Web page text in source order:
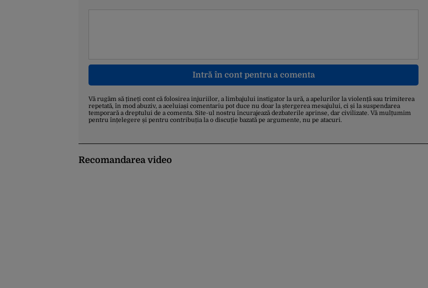
Intră în cont pentru a comenta
Vă rugăm să țineți cont că folosirea injuriilor, a limbajului instigator la ură, a apelurilor la violență sau trimiterea
repetată, în mod abuziv, a aceluiași comentariu pot duce nu doar la ștergerea mesajului, ci și la suspendarea
temporară a dreptului de a comenta. Site-ul nostru încurajează dezbaterile aprinse, dar civilizate. Vă mulțumim
pentru înțelegere și pentru contribuția la o discuție bazată pe argumente, nu pe atacuri.
Recomandarea video